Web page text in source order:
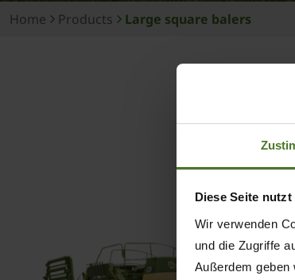
Diese Seite
Wir verwenden
und die Zugriffe
Außerdem geben
Home Products Large square balers